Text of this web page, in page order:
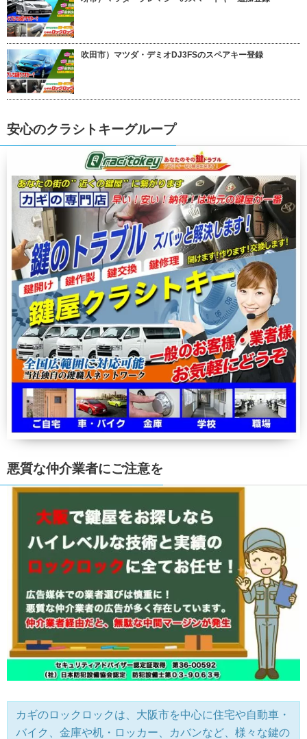
吹田市）マツダ・デミオDJ3FSのスペアキー登録
安心のクラシトキーグループ
悪質な仲介業者にご注意を
カギのロックロックは、大阪市を中心に住宅や自動車・
バイク、金庫や机・ロッカー、カバンなど、様々な鍵の